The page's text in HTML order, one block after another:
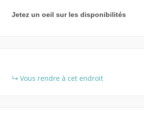
Jetez un oeil sur les disponibilités
Vous rendre à cet endroit